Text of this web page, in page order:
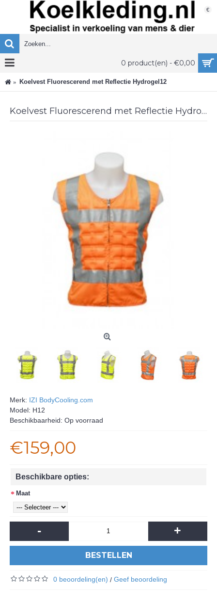
€
0 product(en) - €0,00
Koelvest Fluorescerend met Reflectie Hydrogel12
Koelvest Fluorescerend met Reflectie Hydrogel12
Merk: IZI BodyCooling.com
Model: H12
Beschikbaarheid: Op voorraad
€159,00
Beschikbare opties:
Maat
- +
BESTELLEN
0 beoordeling(en) / Geef beoordeling